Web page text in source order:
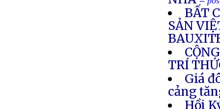
BẤT
SẢN
TRÍ
Giá
cảng
Hồi